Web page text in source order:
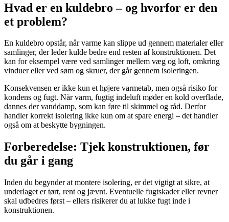
Hvad er en kuldebro – og hvorfor er den
et problem?
En kuldebro opstår, når varme kan slippe ud gennem materialer eller
samlinger, der leder kulde bedre end resten af konstruktionen. Det
kan for eksempel være ved samlinger mellem væg og loft, omkring
vinduer eller ved søm og skruer, der går gennem isoleringen.
Konsekvensen er ikke kun et højere varmetab, men også risiko for
kondens og fugt. Når varm, fugtig indeluft møder en kold overflade,
dannes der vanddamp, som kan føre til skimmel og råd. Derfor
handler korrekt isolering ikke kun om at spare energi – det handler
også om at beskytte bygningen.
Forberedelse: Tjek konstruktionen, før
du går i gang
Inden du begynder at montere isolering, er det vigtigt at sikre, at
underlaget er tørt, rent og jævnt. Eventuelle fugtskader eller revner
skal udbedres først – ellers risikerer du at lukke fugt inde i
konstruktionen.